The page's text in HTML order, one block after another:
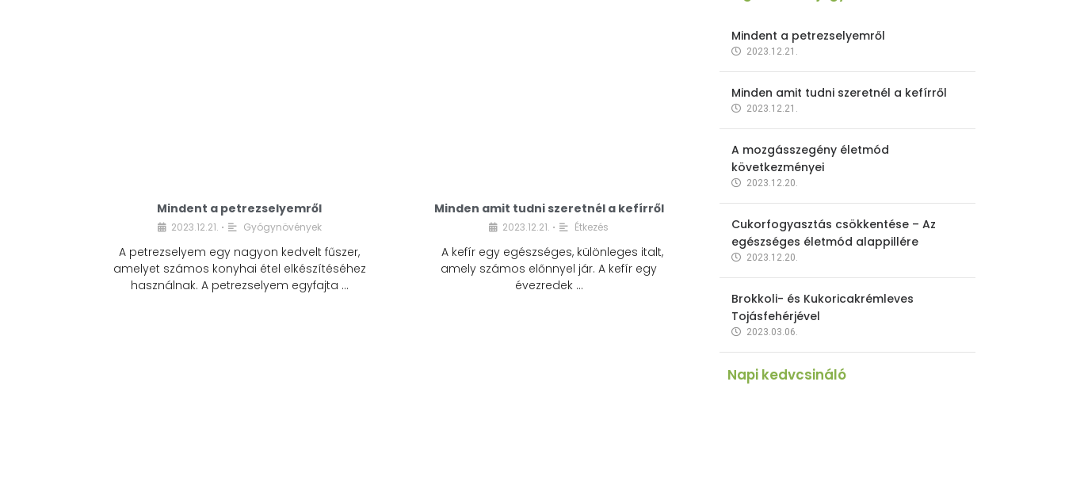
Mindent a petrezselyemről
2023.12.21. • Gyógynövények
A petrezselyem egy nagyon kedvelt fűszer,
amelyet számos konyhai étel elkészítéséhez
használnak. A petrezselyem egyfajta …
Minden amit tudni szeretnél a kefírről
2023.12.21. • Étkezés
A kefír egy egészséges, különleges italt,
amely számos előnnyel jár. A kefír egy
évezredek …
Mindent a petrezselyemről
2023.12.21.
Minden amit tudni szeretnél a kefírről
2023.12.21.
A mozgásszegény életmód
következményei
2023.12.20.
Cukorfogyasztás csökkentése – Az
egészséges életmód alappillére
2023.12.20.
Brokkoli- és Kukoricakrémleves
Tojásfehérjével
2023.03.06.
Napi kedvcsináló